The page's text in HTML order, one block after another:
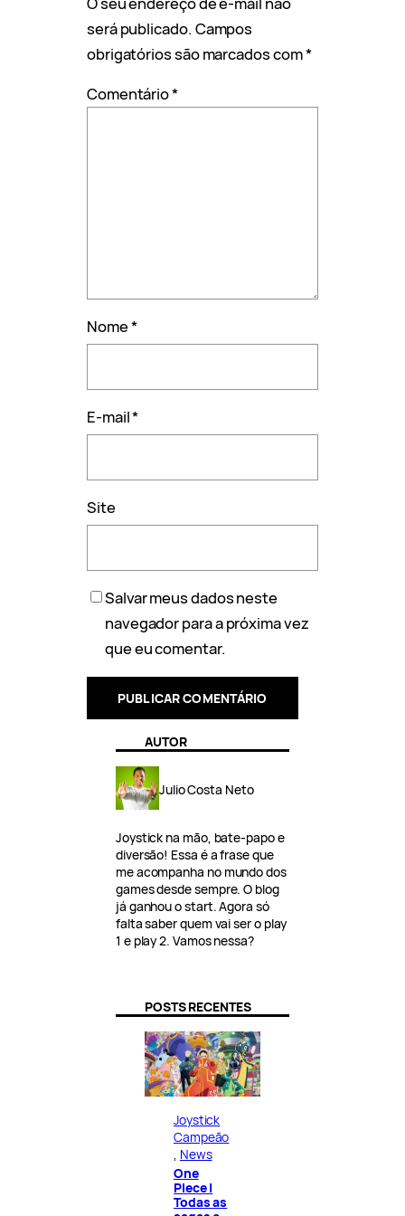
será publicado. Campos
obrigatórios são marcados com*
Comentário*
Nome*
E-mail*
Site
Salvar meus dados neste
navegador para a próxima vez
que eu comentar.
AUTOR
Julio Costa Neto
Joystick na mão, bate-papo e
diversão! Essa é a frase que
me acompanha no mundo dos
games desde sempre. O blog
já ganhou o start. Agora só
falta saber quem vai ser o play
1 e play 2. Vamos nessa?
POSTS RECENTES
Joystick
Campeão
, News
One
Piece |
Todas as